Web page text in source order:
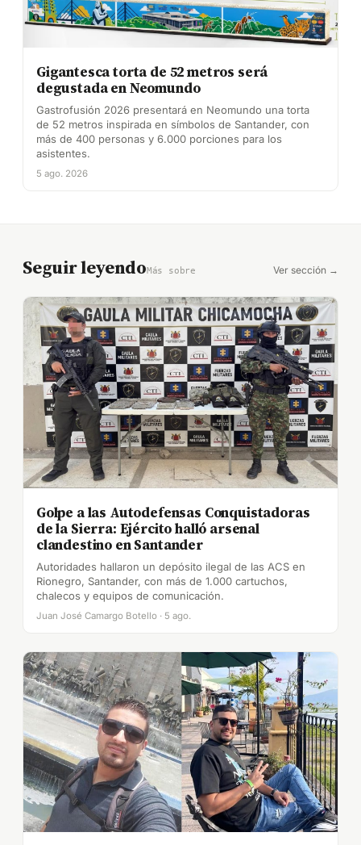
Gigantesca torta de 52 metros será
degustada en Neomundo
Gastrofusión 2026 presentará en Neomundo una torta
de 52 metros inspirada en símbolos de Santander, con
más de 400 personas y 6.000 porciones para los
asistentes.
5 ago. 2026
Seguir leyendoMás sobre Ver sección →
Golpe a las Autodefensas Conquistadoras
de la Sierra: Ejército halló arsenal
clandestino en Santander
Autoridades hallaron un depósito ilegal de las ACS en
Rionegro, Santander, con más de 1.000 cartuchos,
chalecos y equipos de comunicación.
Juan José Camargo Botello · 5 ago.